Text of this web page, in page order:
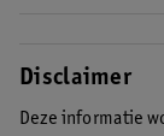
Disclaimer
Deze informatie